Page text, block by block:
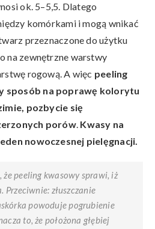
ok. 5–5,5. Dlatego
komórkami i mogą wnikać
przeznaczone do użytku
na zewnętrzne warstwy
rogową. A więc peeling
sposób na poprawę kolorytu
pozbycie się
porów. Kwasy na
nowoczesnej pielęgnacji.
peeling kwasowy sprawi, iż
Przeciwnie: złuszczanie
powoduje pogrubienie
to, że położona głębiej